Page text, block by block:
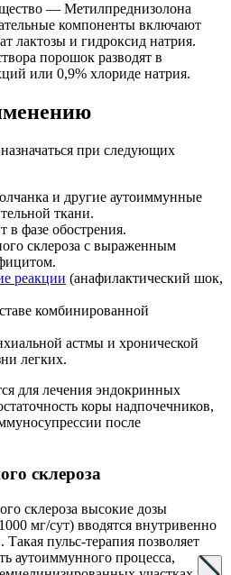
— Метилпреднизолона
компоненты включают
лактозы и гидроксид натрия.
порошок разводят в
или 0,9% хлориде натрия.
при следующих
и другие аутоиммунные
ткани.
в фазе обострения.
склероза с выраженным
реакции (анафилактический шок,
комбинированной
астмы и хронической
легких.
для лечения эндокринных
коры надпочечников,
после
склероза
склероза высокие дозы
мг/сут) вводятся внутривенно
пульс-терапия позволяет
аутоиммунного процесса,